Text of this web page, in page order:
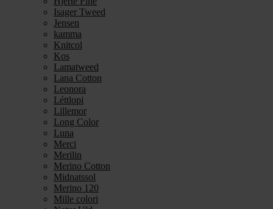
Isager Tweed
Jensen
kamma
Knitcol
Kos
Lamatweed
Lana Cotton
Leonora
Léttlopi
Lillemor
Long Color
Luna
Merci
Merilin
Merino Cotton
Midnatssol
Merino 120
Mille colori